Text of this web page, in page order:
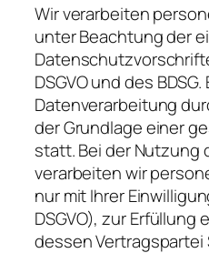
Wir verarbeiten
unter Beachtung der
DSGVO und des BDSG.
Datenverarbeitung
der Grundlage einer
statt. Bei der Nutzung
verarbeiten wir
nur mit Ihrer
DSGVO), zur Erfüllung
dessen Vertragspartei